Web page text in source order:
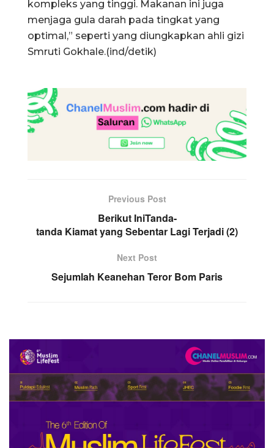
kompleks yang tinggi. Makanan ini juga
menjaga gula darah pada tingkat yang
optimal,” seperti yang diungkapkan ahli gizi
Smruti Gokhale.(ind/detik)
Previous Post
Berikut IniTanda-
tanda Kiamat yang Sebentar Lagi Terjadi (2)
Next Post
Sejumlah Keanehan Teror Bom Paris